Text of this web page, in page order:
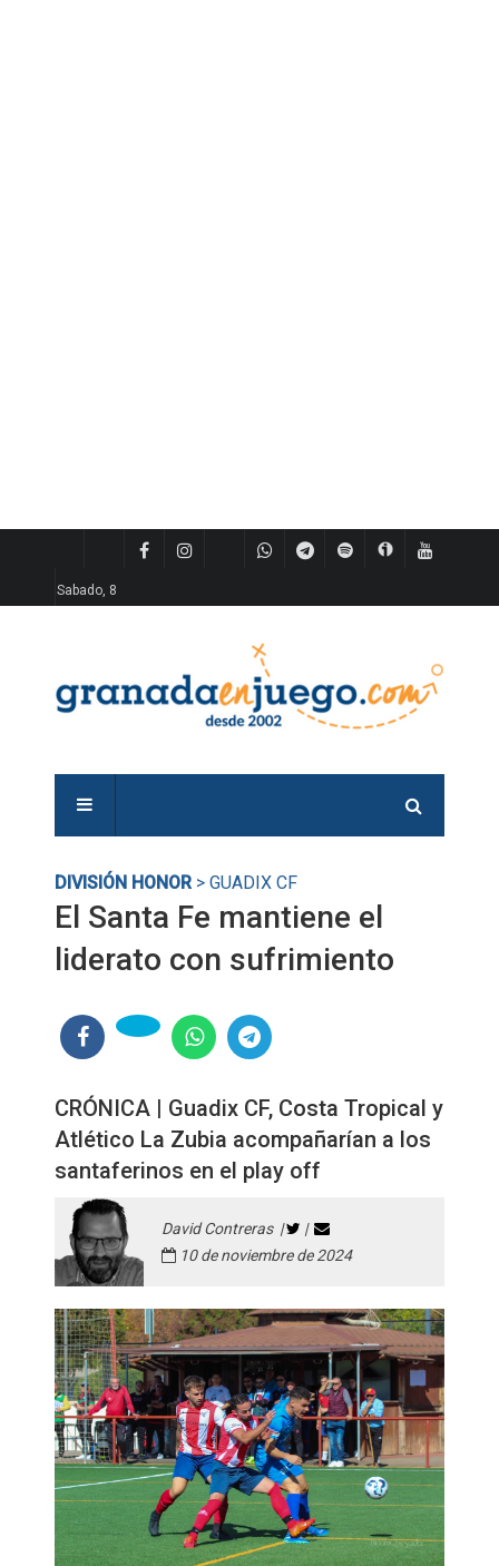
Sabado, 8
DIVISIÓN HONOR> GUADIX CF
El Santa Fe mantiene el
liderato con sufrimiento
CRÓNICA | Guadix CF, Costa Tropical y
Atlético La Zubia acompañarían a los
santaferinos en el play off
David Contreras |
|
10 de noviembre de 2024